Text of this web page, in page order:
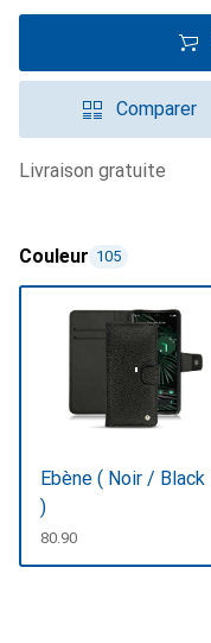
Comparer
livraison gratuite
Couleur 105
Ebène ( Noir / Black
)
CHF
80.90